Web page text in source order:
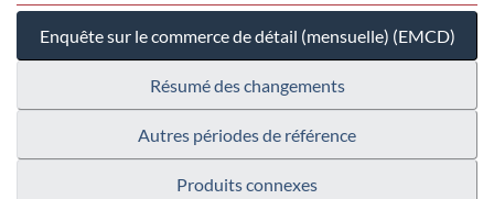
Enquête sur le commerce de détail (mensuelle) (EMCD)
Résumé des changements
Autres périodes de référence
Produits connexes